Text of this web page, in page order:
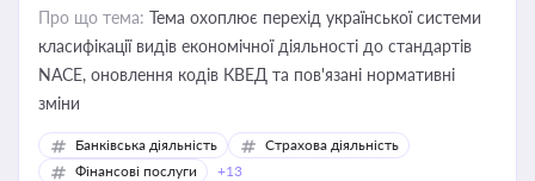
Про що тема: Тема охоплює перехід української системи
класифікації видів економічної діяльності до стандартів
NACE, оновлення кодів КВЕД та пов'язані нормативні
зміни
Банківська діяльність
Страхова діяльність
Фінансові послуги
+13